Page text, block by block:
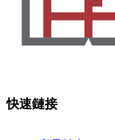
快速鏈接